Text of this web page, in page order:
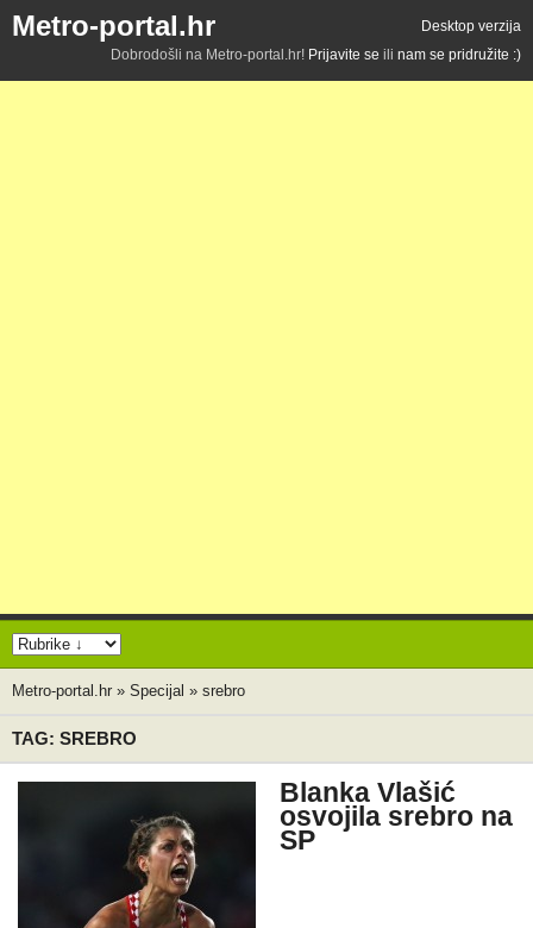
Metro-portal.hr
Desktop verzija
Dobrodošli na Metro-portal.hr! Prijavite se ili nam se pridružite :)
Metro-portal.hr » Specijal » srebro
TAG: SREBRO
Blanka Vlašić
osvojila srebro na
SP